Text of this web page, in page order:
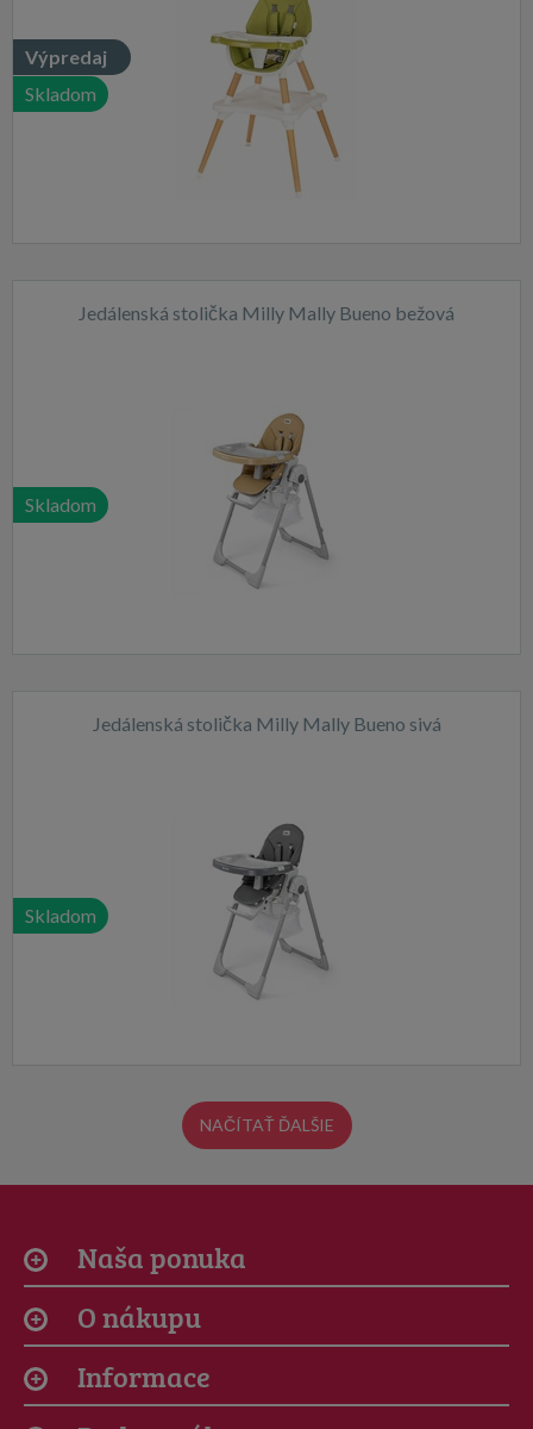
Výpredaj
Skladom
Jedálenská stolička Milly Mally Bueno bežová
Skladom
Jedálenská stolička Milly Mally Bueno sivá
Skladom
NAČÍTAŤ ĎALŠIE
Naša ponuka
O nákupu
Informace